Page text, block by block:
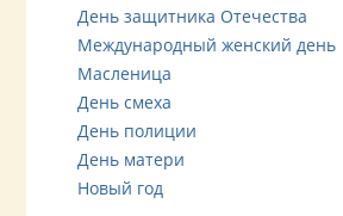
День защитника Отечества
Международный женский день
Масленица
День смеха
День полиции
День матери
Новый год